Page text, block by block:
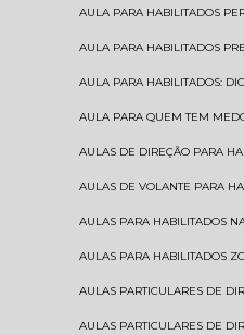
AULA PARA HABILITADOS
AULA PARA HABILITADOS
AULA PARA HABILITADOS:
AULA PARA QUEM TEM
AULAS DE DIREÇÃO PARA
AULAS DE VOLANTE PARA
AULAS PARA HABILITADOS
AULAS PARA HABILITADOS
AULAS PARTICULARES DE
AULAS PARTICULARES DE